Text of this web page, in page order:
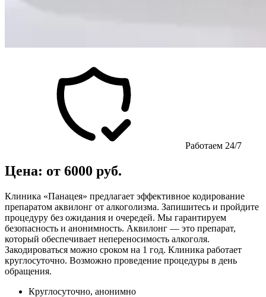
Работаем 24/7
Цена: от 6000 руб.
Клиника «Панацея» предлагает эффективное кодирование
препаратом аквилонг от алкоголизма. Запишитесь и пройдите
процедуру без ожидания и очередей. Мы гарантируем
безопасность и анонимность. Аквилонг — это препарат,
который обеспечивает непереносимость алкоголя.
Закодироваться можно сроком на 1 год. Клиника работает
круглосуточно. Возможно проведение процедуры в день
обращения.
Круглосуточно, анонимно